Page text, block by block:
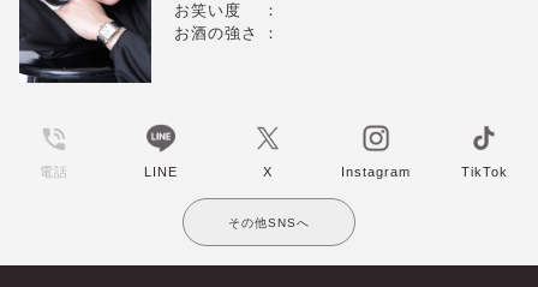
お笑い度
：
お酒の強さ
：
電話 LINE X Instagram TikTok
その他SNSへ